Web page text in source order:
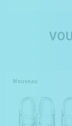
Nouveau